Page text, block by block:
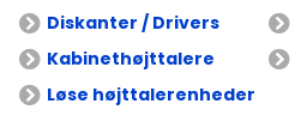
Diskanter / Drivers
Kabinethøjttalere
Løse højttalerenheder